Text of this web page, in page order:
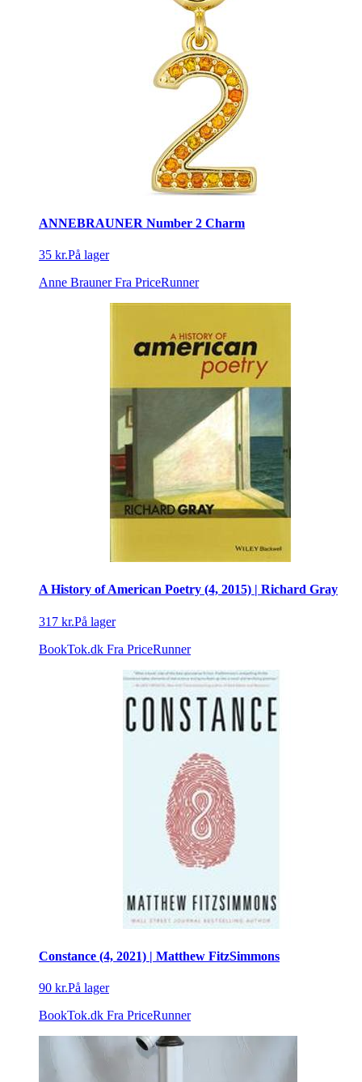
ANNEBRAUNER Number 2 Charm
35 kr.På lager
Anne Brauner Fra PriceRunner
A History of American Poetry (4, 2015) | Richard Gray
317 kr.På lager
BookTok.dk Fra PriceRunner
Constance (4, 2021) | Matthew FitzSimmons
90 kr.På lager
BookTok.dk Fra PriceRunner